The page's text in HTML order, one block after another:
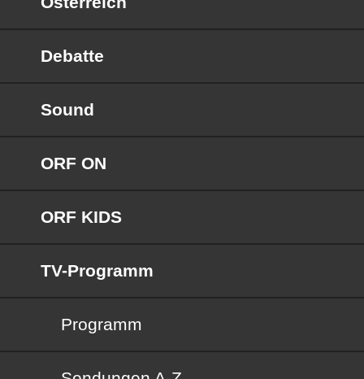
Debatte
Sound
ORF ON
ORF KIDS
TV-Programm
Programm